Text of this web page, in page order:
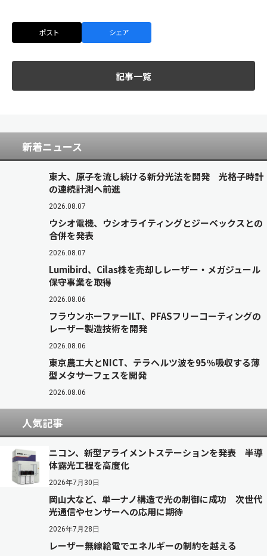
ポスト シェア
記事一覧
新着ニュース
東大、原子を流し続ける新分光法を開発 光格子時計
の連続計測へ前進
2026.08.07
ウシオ電機、ウシオライティングとジーベックスとの
合併を発表
2026.08.07
Lumibird、Cilas株を売却しレーザー・メガジュール
保守事業を取得
2026.08.06
フラウンホーファーILT、PFASフリーコーティングの
レーザー製造技術を開発
2026.08.06
東京農工大とNICT、テラヘルツ波を95％吸収する薄
型メタサーフェスを開発
2026.08.06
人気記事
ニコン、新型アライメントステーションを発表 半導
体露光工程を高度化
2026年7月30日
岡山大など、単一ナノ構造で光の制御に成功 次世代
光通信やセンサーへの応用に期待
2026年7月28日
レーザー無線給電でエネルギーの制約を越える